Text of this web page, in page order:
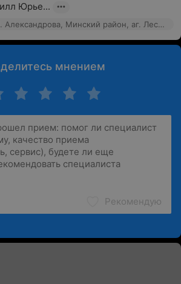
Юрье...
РНПЦ ОМР им. Н.Н. Александрова, Минский район, аг. Лесной, 66к7
мнением
Рекомендую